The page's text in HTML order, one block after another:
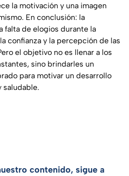
la motivación y una imagen
En conclusión: la
falta de elogios durante la
confianza y la percepción de las
el objetivo no es llenar a los
sino brindarles un
para motivar un desarrollo
saludable.
contenido, sigue a